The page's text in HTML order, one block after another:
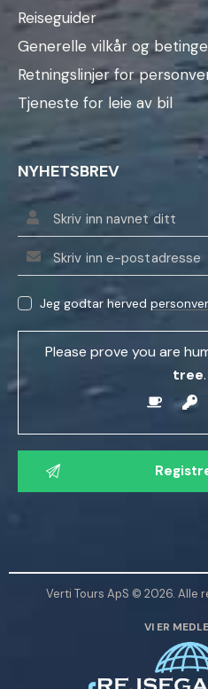
Reiseguider
Generelle vilkår og
Retningslinjer for
Tjeneste for leie av bil
NYHETSBREV
Jeg godtar herved
Please prove you are
tree.
V
n
Verti Tours ApS © 2026. Alle
VI ER